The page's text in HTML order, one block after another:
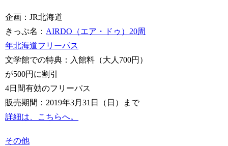
企画：JR北海道
きっぷ名： AIRDO（エア・ドゥ）20周
年北海道フリーパス
文学館での特典：入館料（大人700円）
が500円に割引
4日間有効のフリーパス
販売期間：2019年3月31日（日）まで
詳細は、こちらへ。
その他